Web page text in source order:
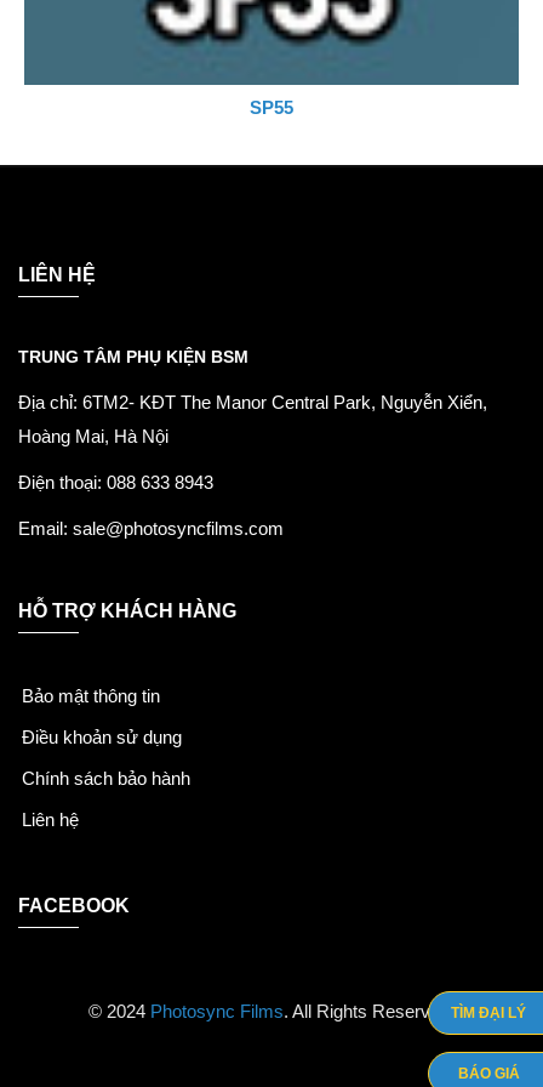
SP55
LIÊN HỆ
TRUNG TÂM PHỤ KIỆN BSM
Địa chỉ: 6TM2- KĐT The Manor Central Park, Nguyễn Xiển,
Hoàng Mai, Hà Nội
Điện thoại: 088 633 8943
Email: sale@photosyncfilms.com
HỖ TRỢ KHÁCH HÀNG
Bảo mật thông tin
Điều khoản sử dụng
Chính sách bảo hành
Liên hệ
FACEBOOK
© 2024 Photosync Films. All Rights Reserved.TÌM ĐẠI LÝ
BÁO GIÁ